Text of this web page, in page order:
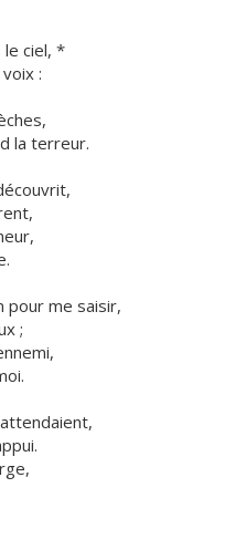
le ciel, *
:
la terreur.
pour me saisir,
;